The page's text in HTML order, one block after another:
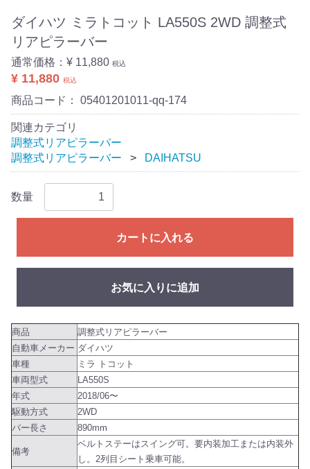
ダイハツ ミラトコット LA550S 2WD 調整式
リアピラーバー
通常価格： ¥ 11,880 税込
¥ 11,880 税込
商品コード： 05401201011-qq-174
関連カテゴリ
調整式リアピラーバー
調整式リアピラーバー
DAIHATSU
数量
カートに入れる
お気に入りに追加
商品
調整式リアピラーバー
自動車メーカー ダイハツ
車種
ミラ トコット
車両型式
LA550S
年式
2018/06〜
駆動方式
2WD
バー長さ
890mm
備考
ベルトステーはスイング可。要内装加工または内装外
し。2列目シート乗車可能。